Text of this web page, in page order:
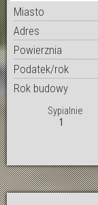
Miasto
Adres
Powierznia
Podatek/rok
Rok budowy
Sypialnie
1